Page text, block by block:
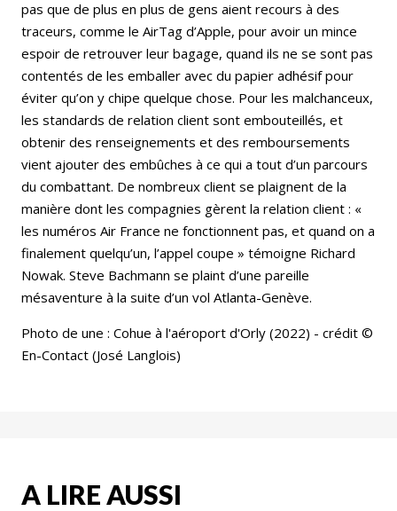
pas que de plus en plus de gens aient recours à des
traceurs, comme le AirTag d’Apple, pour avoir un mince
espoir de retrouver leur bagage, quand ils ne se sont pas
contentés de les emballer avec du papier adhésif pour
éviter qu’on y chipe quelque chose. Pour les malchanceux,
les standards de relation client sont embouteillés, et
obtenir des renseignements et des remboursements
vient ajouter des embûches à ce qui a tout d’un parcours
du combattant. De nombreux client se plaignent de la
manière dont les compagnies gèrent la relation client : «
les numéros Air France ne fonctionnent pas, et quand on a
finalement quelqu’un, l’appel coupe » témoigne Richard
Nowak. Steve Bachmann se plaint d’une pareille
mésaventure à la suite d’un vol Atlanta-Genève.
Photo de une : Cohue à l'aéroport d'Orly (2022) - crédit ©
En-Contact (José Langlois)
A LIRE AUSSI